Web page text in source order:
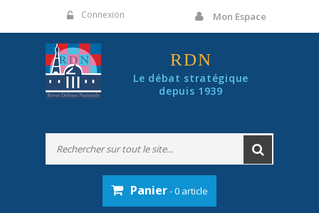
Connexion Mon Espace
RDN
Le débat stratégique
depuis 1939
Panier- 0 article